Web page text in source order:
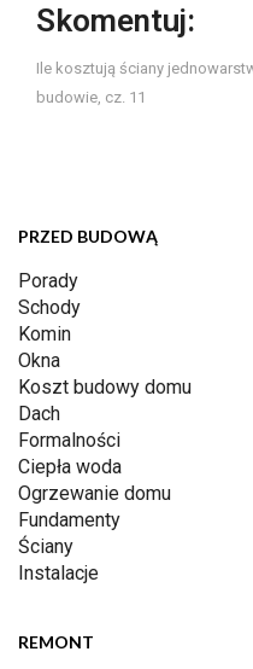
Skomentuj:
Ile kosztują ściany
budowie, cz. 11
PRZED BUDOWĄ
Porady
Schody
Komin
Okna
Koszt budowy domu
Dach
Formalności
Ciepła woda
Ogrzewanie domu
Fundamenty
Ściany
Instalacje
REMONT